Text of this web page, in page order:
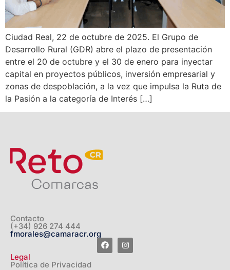
Ciudad Real, 22 de octubre de 2025. El Grupo de
Desarrollo Rural (GDR) abre el plazo de presentación
entre el 20 de octubre y el 30 de enero para inyectar
capital en proyectos públicos, inversión empresarial y
zonas de despoblación, a la vez que impulsa la Ruta de
la Pasión a la categoría de Interés […]
Contacto
(+34) 926 274 444
fmorales@camaracr.org
Legal
Política de Privacidad